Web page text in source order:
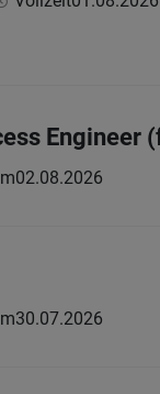
Engineer
02.08.2026
30.07.2026